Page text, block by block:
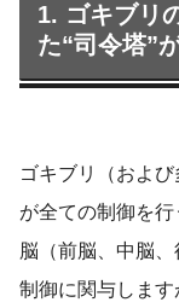
1. ゴキブリ
た“司令塔”
ゴキブリ（およ
が全ての制御を
脳（前脳、中脳
制御に関与しま